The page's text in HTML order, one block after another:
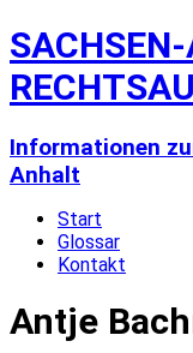
Informationen
Anhalt
Start
Glossar
Kontakt
Antje